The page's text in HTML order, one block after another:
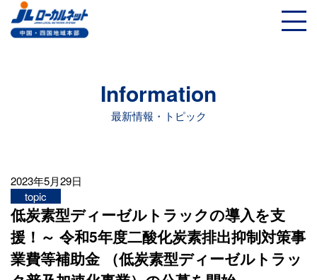
Information
最新情報・トピック
2023年5月29日
topic
低炭素型ディーゼルトラックの導入を支
援！～ 令和5年度二酸化炭素排出抑制対策事
業費等補助金 （低炭素型ディーゼルトラッ